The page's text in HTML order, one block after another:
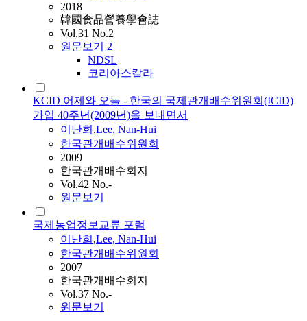
2018
韓國食品營養學會誌
Vol.31 No.2
원문보기 2
NDSL
코리아스칼라
KCID 어제와 오늘 - 한국의 국제관개배수위원회(ICID)
가입 40주년(2009년)을 보내면서
이난희 ,Lee, Nan-Hui
한국관개배수위원회
2009
한국관개배수회지
Vol.42 No.-
원문보기
국제농업정보교류 포럼
이난희 ,Lee, Nan-Hui
한국관개배수위원회
2007
한국관개배수회지
Vol.37 No.-
원문보기